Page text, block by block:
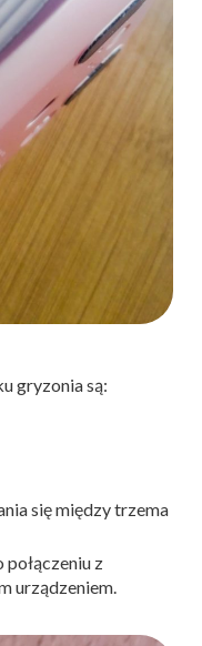
gryzonia są:
się między trzema
z
urządzeniem.